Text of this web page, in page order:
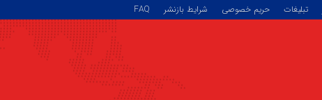
تبلیغات حریم خصوصی شرایط بازنشر FAQ